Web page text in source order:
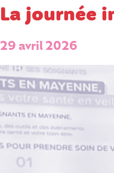
La journée
29 avril 2026